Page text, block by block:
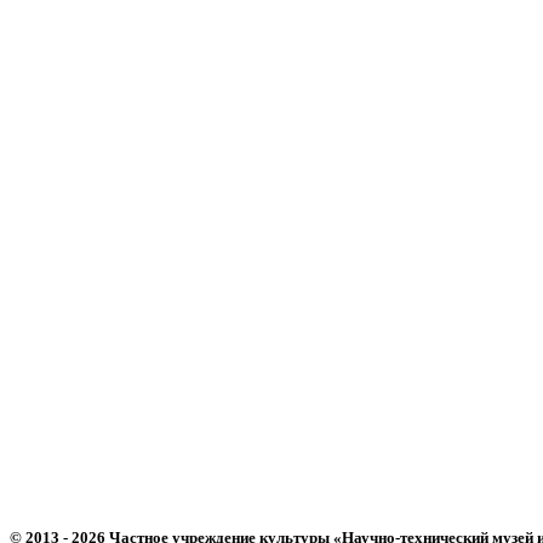
© 2013 - 2026 Частное учреждение культуры «Научно-технический музей